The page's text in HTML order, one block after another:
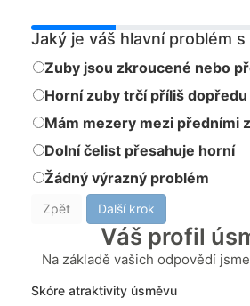
Jaký je váš hlavní problém
Zuby jsou zkroucené nebo
Horní zuby trčí příliš dopředu
Mám mezery mezi předními
Dolní čelist přesahuje horní
Žádný výrazný problém
Zpět Další krok
Váš profil
Na základě vašich odpovědí
Skóre atraktivity úsměvu